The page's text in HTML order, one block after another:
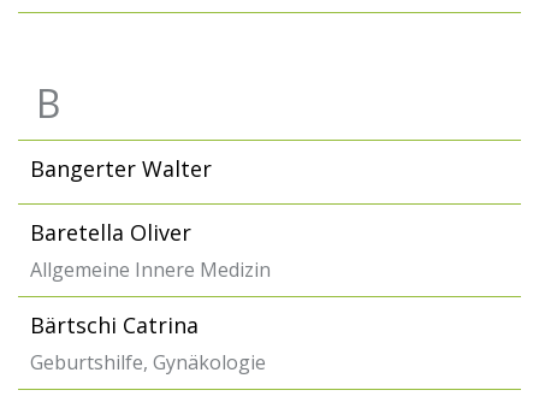
B
Bangerter Walter
Baretella Oliver
Allgemeine Innere Medizin
Bärtschi Catrina
Geburtshilfe, Gynäkologie